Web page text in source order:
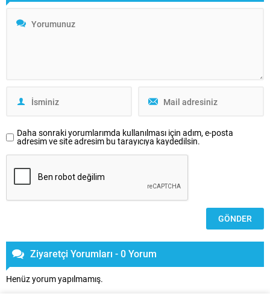
Daha sonraki yorumlarımda kullanılması için adım, e-posta
adresim ve site adresim bu tarayıcıya kaydedilsin.
Ziyaretçi Yorumları - 0 Yorum
Henüz yorum yapılmamış.